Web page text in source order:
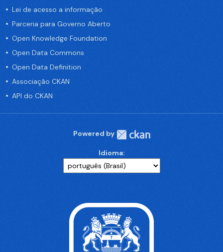
Lei de acesso a informação
Parceria para Governo Aberto
Open Knowledge Foundation
Open Data Commons
Open Data Definition
Associação CKAN
API do CKAN
Powered by
Idioma